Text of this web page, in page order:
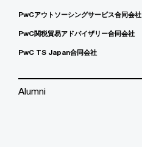
PwCアウトソーシングサービス合同会社
PwC関税貿易アドバイザリー合同会社
PwC TS Japan合同会社
Alumni